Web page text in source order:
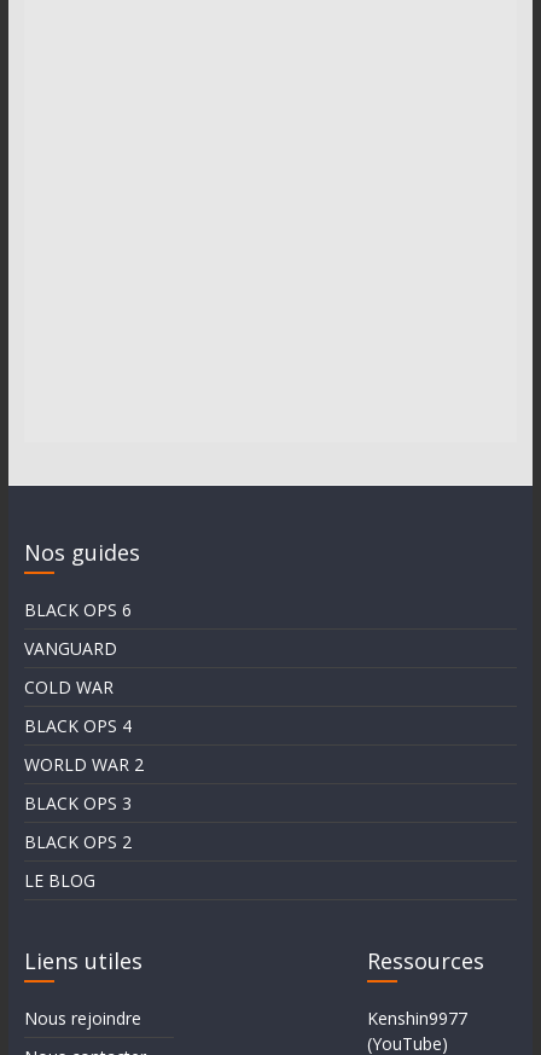
Nos guides
BLACK OPS 6
VANGUARD
COLD WAR
BLACK OPS 4
WORLD WAR 2
BLACK OPS 3
BLACK OPS 2
LE BLOG
Liens utiles
Nous rejoindre
Ressources
Kenshin9977
(YouTube)